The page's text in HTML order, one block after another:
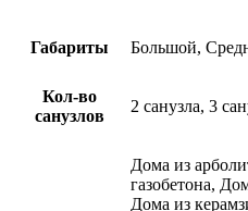
Габариты Большой,
Кол-во
санузлов
2 санузла, 3
Дома из
газобетона,
Дома из